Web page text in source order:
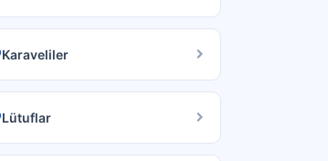
Karaveliler
Lütuflar